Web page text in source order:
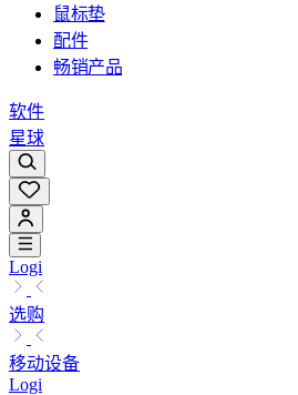
鼠标垫
配件
畅销产品
软件
星球
Logi
选购
移动设备
Logi